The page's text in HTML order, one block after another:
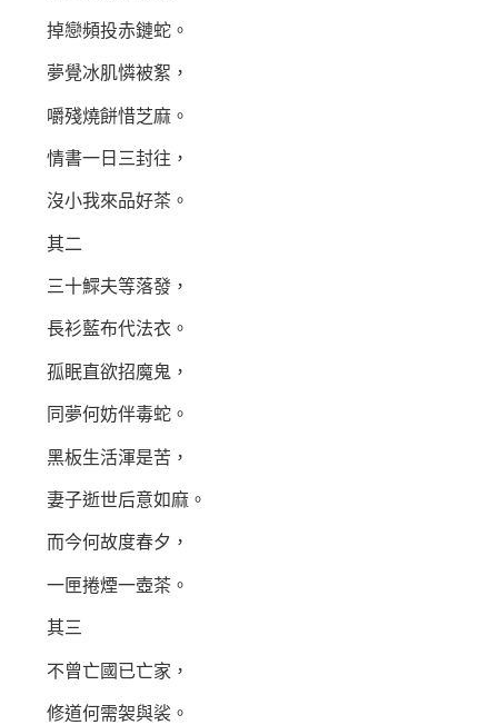
掉戀頻投赤鏈蛇。
夢覺冰肌憐被絮，
嚼殘燒餅惜芝麻。
情書一日三封往，
沒小我來品好茶。
其二
三十鰥夫等落發，
長衫藍布代法衣。
孤眠直欲招魔鬼，
同夢何妨伴毒蛇。
黑板生活渾是苦，
妻子逝世后意如麻。
而今何故度春夕，
一匣捲煙一壺茶。
其三
不曾亡國已亡家，
修道何需袈與裟。